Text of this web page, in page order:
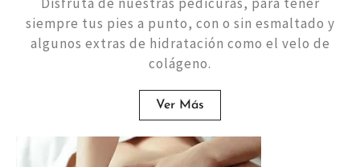
siempre tus pies a punto, con o sin esmaltado y
algunos extras de hidratación como el velo de
colágeno.
Ver Más